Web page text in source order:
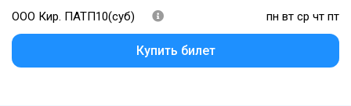
ООО Кир. ПАТП10(суб) пн вт ср чт пт
Купить билет